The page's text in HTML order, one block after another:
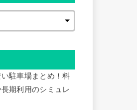
駐車場まとめ！料
期利用のシミュレ